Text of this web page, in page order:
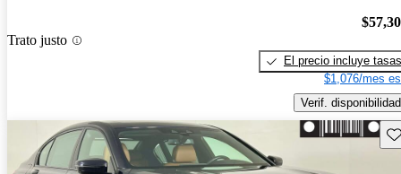
Trato justo
El precio incluye tasas
$1,076/mes
Verif. disponibilidad